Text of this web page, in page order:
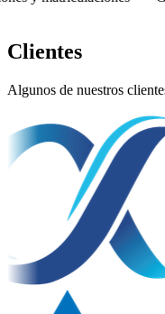
Clientes
Algunos de nuestros